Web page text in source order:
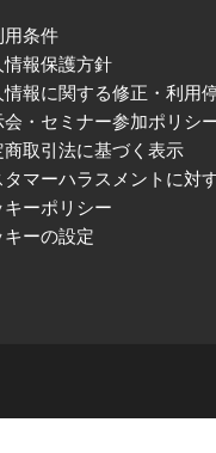
用条件
情報保護方針
情報に関する修正・利用
会・セミナー参加ポリシ
商取引法に基づく表示
タマーハラスメントに対
キーポリシー
キーの設定